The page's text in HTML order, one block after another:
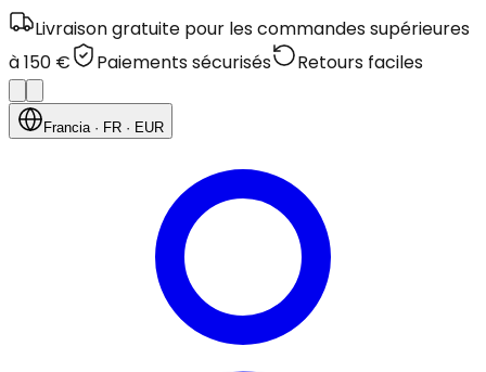
Livraison gratuite pour les commandes supérieures
à 150 €
Paiements sécurisés Retours faciles
Francia· FR · EUR